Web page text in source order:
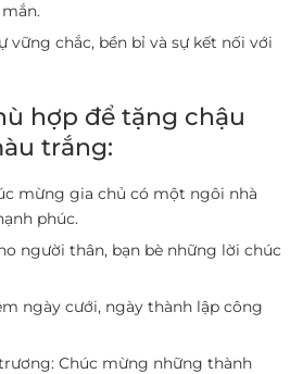
vững chắc, bền bỉ và sự kết nối với
hợp để tặng chậu
trắng:
mừng gia chủ có một ngôi nhà
phúc.
người thân, bạn bè những lời chúc
ngày cưới, ngày thành lập công
Chúc mừng những thành